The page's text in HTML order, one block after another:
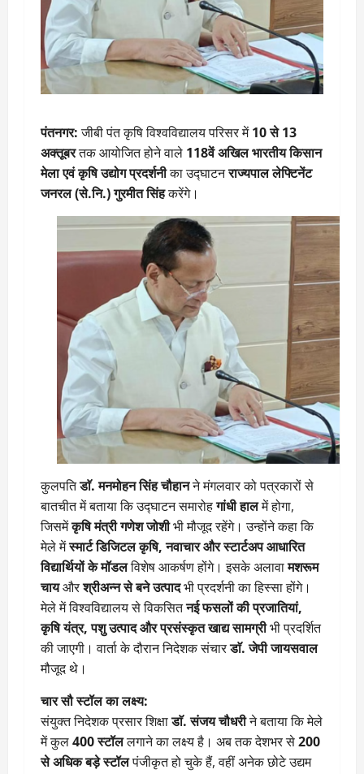
पंतनगर:जीबी पंत कृषि विश्वविद्यालय परिसर में10 से 13
अक्तूबरतक आयोजित होने वाले 118वें अखिल भारतीय किसान
मेला एवं कृषि उद्योग प्रदर्शनीका उद्घाटनराज्यपाल लेफ्टिनेंट
जनरल (से.नि.) गुरमीत सिंहकरेंगे।
कुलपतिडाॅ. मनमोहन सिंह चौहानने मंगलवार को पत्रकारों से
बातचीत में बताया कि उद्घाटन समारोहगांधी हालमें होगा,
जिसमेंकृषि मंत्री गणेश जोशीभी मौजूद रहेंगे। उन्होंने कहा कि
मेले मेंस्मार्ट डिजिटल कृषि, नवाचार और स्टार्टअप आधारित
विद्यार्थियों के मॉडलविशेष आकर्षण होंगे। इसके अलावामशरूम
चायऔरश्रीअन्न से बने उत्पादभी प्रदर्शनी का हिस्सा होंगे।
मेले में विश्वविद्यालय से विकसितनई फसलों की प्रजातियां,
कृषि यंत्र, पशु उत्पाद और प्रसंस्कृत खाद्य सामग्रीभी प्रदर्शित
की जाएगी। वार्ता के दौरान निदेशक संचारडाॅ. जेपी जायसवाल
मौजूद थे।
चार सौ स्टॉल का लक्ष्य:
संयुक्त निदेशक प्रसार शिक्षाडाॅ. संजय चौधरीने बताया कि मेले
में कुल400 स्टॉललगाने का लक्ष्य है। अब तक देशभर से200
से अधिक बड़े स्टॉलपंजीकृत हो चुके हैं, वहीं अनेक छोटे उद्यम